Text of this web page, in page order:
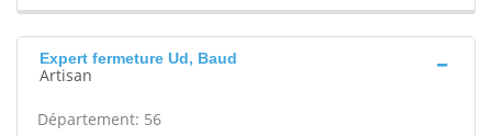
Expert fermeture Ud, Baud
Artisan
Département: 56